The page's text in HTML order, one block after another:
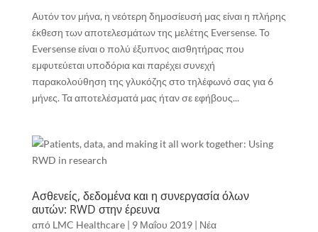
Αυτόν τον μήνα, η νεότερη δημοσίευσή μας είναι η πλήρης
έκθεση των αποτελεσμάτων της μελέτης Eversense. Το
Eversense είναι ο πολύ έξυπνος αισθητήρας που
εμφυτεύεται υποδόρια και παρέχει συνεχή
παρακολούθηση της γλυκόζης στο τηλέφωνό σας για 6
μήνες. Τα αποτελέσματά μας ήταν σε εφήβους...
Ασθενείς, δεδομένα και η συνεργασία όλων
αυτών: RWD στην έρευνα
από LMC Healthcare| 9 Μαΐου 2019| Νέα